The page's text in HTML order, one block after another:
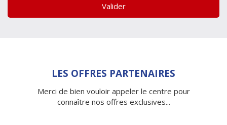
Valider
LES OFFRES PARTENAIRES
Merci de bien vouloir appeler le centre pour
connaître nos offres exclusives...